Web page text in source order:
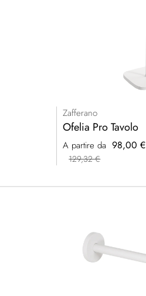
Zafferano
Ofelia Pro Tavolo
A partire da 98,00 €
129,32 €